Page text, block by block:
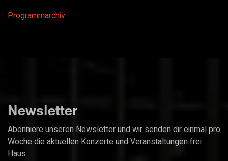
Programmarchiv
Newsletter
Abonniere unseren Newsletter und wir senden dir einmal pro
Woche die aktuellen Konzerte und Veranstaltungen frei
Haus.